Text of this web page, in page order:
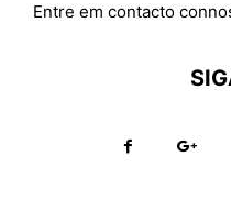
Entre em contacto